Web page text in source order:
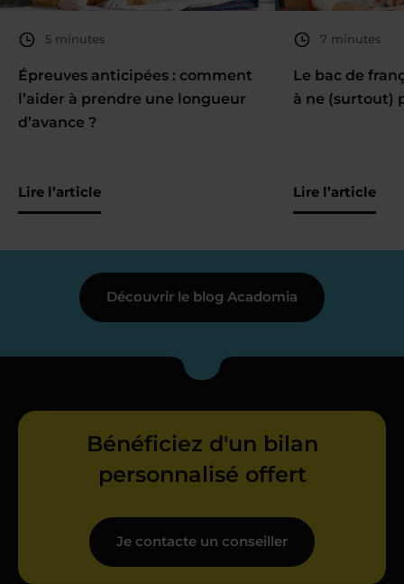
5 minutes
Épreuves anticipées : comment
l’aider à prendre une longueur
d’avance ?
Lire l’article
7 minutes
Le bac de
à ne (surtout)
Lire l’article
Découvrir le blog Acadomia
Bénéficiez d'un bilan
personnalisé offert
Je contacte un conseiller